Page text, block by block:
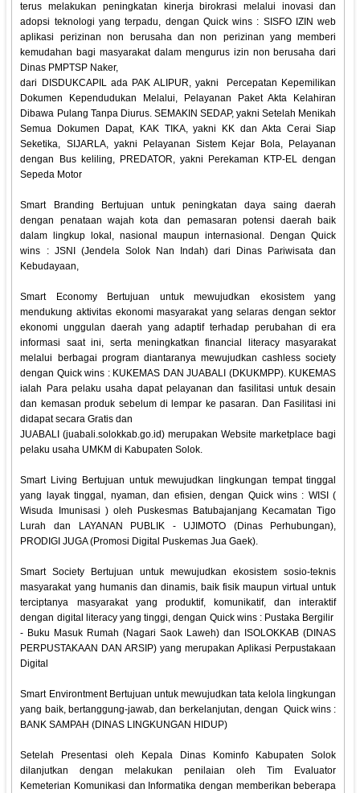
terus melakukan peningkatan kinerja birokrasi melalui inovasi dan
adopsi teknologi yang terpadu, dengan Quick wins : SISFO IZIN web
aplikasi perizinan non berusaha dan non perizinan yang memberi
kemudahan bagi masyarakat dalam mengurus izin non berusaha dari
Dinas PMPTSP Naker,
dari DISDUKCAPIL ada PAK ALIPUR, yakni Percepatan Kepemilikan
Dokumen Kependudukan Melalui, Pelayanan Paket Akta Kelahiran
Dibawa Pulang Tanpa Diurus. SEMAKIN SEDAP, yakni Setelah Menikah
Semua Dokumen Dapat, KAK TIKA, yakni KK dan Akta Cerai Siap
Seketika, SIJARLA, yakni Pelayanan Sistem Kejar Bola, Pelayanan
dengan Bus keliling, PREDATOR, yakni Perekaman KTP-EL dengan
Sepeda Motor
Smart Branding Bertujuan untuk peningkatan daya saing daerah
dengan penataan wajah kota dan pemasaran potensi daerah baik
dalam lingkup lokal, nasional maupun internasional. Dengan Quick
wins : JSNI (Jendela Solok Nan Indah) dari Dinas Pariwisata dan
Kebudayaan,
Smart Economy Bertujuan untuk mewujudkan ekosistem yang
mendukung aktivitas ekonomi masyarakat yang selaras dengan sektor
ekonomi unggulan daerah yang adaptif terhadap perubahan di era
informasi saat ini, serta meningkatkan financial literacy masyarakat
melalui berbagai program diantaranya mewujudkan cashless society
dengan Quick wins : KUKEMAS DAN JUABALI (DKUKMPP). KUKEMAS
ialah Para pelaku usaha dapat pelayanan dan fasilitasi untuk desain
dan kemasan produk sebelum di lempar ke pasaran. Dan Fasilitasi ini
didapat secara Gratis dan
JUABALI (juabali.solokkab.go.id) merupakan Website marketplace bagi
pelaku usaha UMKM di Kabupaten Solok.
Smart Living Bertujuan untuk mewujudkan lingkungan tempat tinggal
yang layak tinggal, nyaman, dan efisien, dengan Quick wins : WISI (
Wisuda Imunisasi ) oleh Puskesmas Batubajanjang Kecamatan Tigo
Lurah dan LAYANAN PUBLIK - UJIMOTO (Dinas Perhubungan),
PRODIGI JUGA (Promosi Digital Puskemas Jua Gaek).
Smart Society Bertujuan untuk mewujudkan ekosistem sosio-teknis
masyarakat yang humanis dan dinamis, baik fisik maupun virtual untuk
terciptanya masyarakat yang produktif, komunikatif, dan interaktif
dengan digital literacy yang tinggi, dengan Quick wins : Pustaka Bergilir
- Buku Masuk Rumah (Nagari Saok Laweh) dan ISOLOKKAB (DINAS
PERPUSTAKAAN DAN ARSIP) yang merupakan Aplikasi Perpustakaan
Digital
Smart Environtment Bertujuan untuk mewujudkan tata kelola lingkungan
yang baik, bertanggung-jawab, dan berkelanjutan, dengan Quick wins :
BANK SAMPAH (DINAS LINGKUNGAN HIDUP)
Setelah Presentasi oleh Kepala Dinas Kominfo Kabupaten Solok
dilanjutkan dengan melakukan penilaian oleh Tim Evaluator
Kemeterian Komunikasi dan Informatika dengan memberikan beberapa